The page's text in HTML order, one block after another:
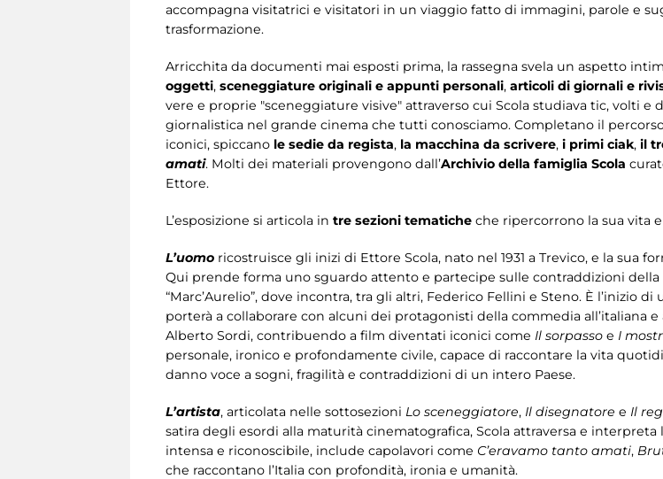
accompagna visitatrici e visitatori in un viaggio fatto di immagini, parole e
trasformazione.
Arricchita da documenti mai esposti prima, la rassegna svela un aspetto
oggetti, sceneggiature originali e appunti personali, articoli di giornali e
vere e proprie "sceneggiature visive" attraverso cui Scola studiava tic, volti e
giornalistica nel grande cinema che tutti conosciamo. Completano il
iconici, spiccano le sedie da regista, la macchina da scrivere, i primi ciak, il
amati. Molti dei materiali provengono dall’Archivio della famiglia Scola
Ettore.
L’esposizione si articola in tre sezioni tematiche che ripercorrono la sua vita e
L’uomo ricostruisce gli inizi di Ettore Scola, nato nel 1931 a Trevico, e la sua
Qui prende forma uno sguardo attento e partecipe sulle contraddizioni della
“Marc’Aurelio”, dove incontra, tra gli altri, Federico Fellini e Steno. È l’inizio
porterà a collaborare con alcuni dei protagonisti della commedia all’italiana
Alberto Sordi, contribuendo a film diventati iconici come Il sorpasso e I
personale, ironico e profondamente civile, capace di raccontare la vita
danno voce a sogni, fragilità e contraddizioni di un intero Paese.
L’artista, articolata nelle sottosezioni Lo sceneggiatore, Il disegnatore e Il
satira degli esordi alla maturità cinematografica, Scola attraversa e
intensa e riconoscibile, include capolavori come C’eravamo tanto amati,
che raccontano l’Italia con profondità, ironia e umanità.